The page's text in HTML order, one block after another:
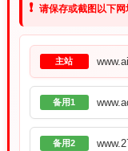
❗ 请保存或截图以下网
主站
备用1
备用2